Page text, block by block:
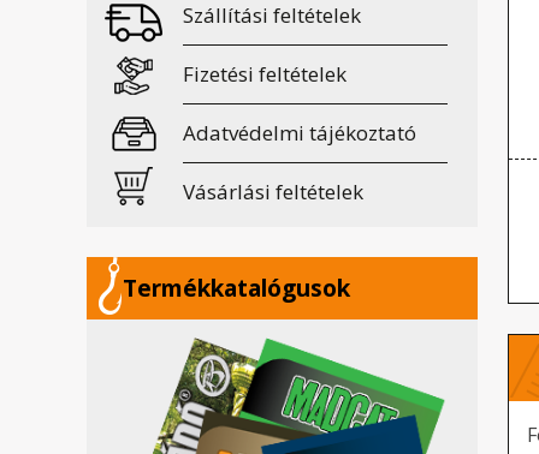
Szállítási feltételek
Fizetési feltételek
Adatvédelmi tájékoztató
Vásárlási feltételek
Termékkatalógusok